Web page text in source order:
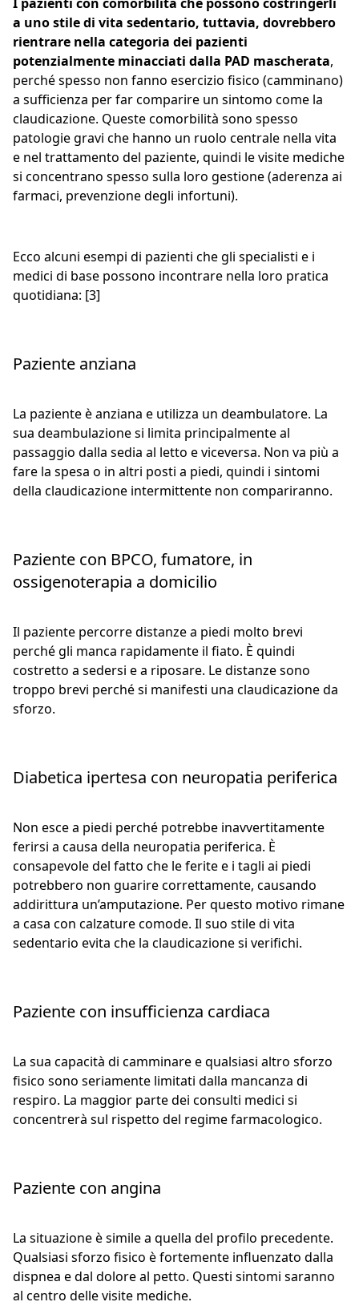
a uno stile di vita sedentario, tuttavia, dovrebbero
rientrare nella categoria dei pazienti
potenzialmente minacciati dalla PAD mascherata,
perché spesso non fanno esercizio fisico (camminano)
a sufficienza per far comparire un sintomo come la
claudicazione. Queste comorbilità sono spesso
patologie gravi che hanno un ruolo centrale nella vita
e nel trattamento del paziente, quindi le visite mediche
si concentrano spesso sulla loro gestione (aderenza ai
farmaci, prevenzione degli infortuni).
Ecco alcuni esempi di pazienti che gli specialisti e i
medici di base possono incontrare nella loro pratica
quotidiana: [3]
Paziente anziana
La paziente è anziana e utilizza un deambulatore. La
sua deambulazione si limita principalmente al
passaggio dalla sedia al letto e viceversa. Non va più a
fare la spesa o in altri posti a piedi, quindi i sintomi
della claudicazione intermittente non compariranno.
Paziente con BPCO, fumatore, in
ossigenoterapia a domicilio
Il paziente percorre distanze a piedi molto brevi
perché gli manca rapidamente il fiato. È quindi
costretto a sedersi e a riposare. Le distanze sono
troppo brevi perché si manifesti una claudicazione da
sforzo.
Diabetica ipertesa con neuropatia periferica
Non esce a piedi perché potrebbe inavvertitamente
ferirsi a causa della neuropatia periferica. È
consapevole del fatto che le ferite e i tagli ai piedi
potrebbero non guarire correttamente, causando
addirittura un’amputazione. Per questo motivo rimane
a casa con calzature comode. Il suo stile di vita
sedentario evita che la claudicazione si verifichi.
Paziente con insufficienza cardiaca
La sua capacità di camminare e qualsiasi altro sforzo
fisico sono seriamente limitati dalla mancanza di
respiro. La maggior parte dei consulti medici si
concentrerà sul rispetto del regime farmacologico.
Paziente con angina
La situazione è simile a quella del profilo precedente.
Qualsiasi sforzo fisico è fortemente influenzato dalla
dispnea e dal dolore al petto. Questi sintomi saranno
al centro delle visite mediche.